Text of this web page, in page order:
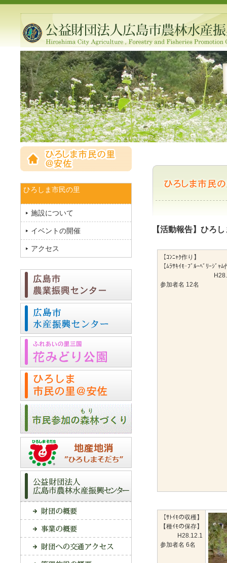
【活動報告】ひろ
【ｺﾝﾆｬｸ作り】
【ﾑﾗｻｷｲﾓ･ﾌﾞﾙｰﾍﾞﾘｰｼﾞｬ
参加者名 12名
【ｻﾄｲﾓの収穫】
【種ｲﾓの保存】
H28.12.1
参加者名 6名
ひろしま市民の里
施設について
イベントの開催
アクセス